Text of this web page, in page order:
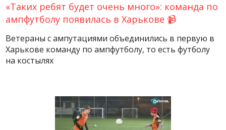
«Таких ребят будет очень много»: команда по
ампфутболу появилась в Харькове 📹
Ветераны с ампутациями объединились в первую в
Харькове команду по ампфутболу, то есть футболу
на костылях